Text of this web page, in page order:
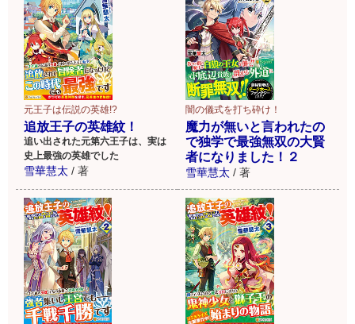
元王子は伝説の英雄!?
追放王子の英雄紋！
追い出された元第六王子は、実は
史上最強の英雄でした
雪華慧太 / 著
闇の儀式を打ち砕け！
魔力が無いと言われたの
で独学で最強無双の大賢
者になりました！２
雪華慧太 / 著